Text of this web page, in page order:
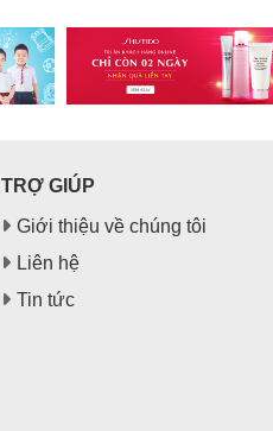
TRỢ GIÚP
Giới thiệu về chúng tôi
Liên hệ
Tin tức